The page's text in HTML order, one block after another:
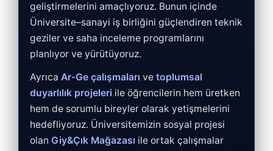
geliştirmelerini amaçlıyoruz. Bunun içinde
Üniversite–sanayi iş birliğini güçlendiren teknik
geziler ve saha inceleme programlarını
planlıyor ve yürütüyoruz.
Ayrıca Ar-Ge çalışmaları ve toplumsal
duyarlılık projeleri ile öğrencilerin hem üretken
hem de sorumlu bireyler olarak yetişmelerini
hedefliyoruz. Üniversitemizin sosyal projesi
olan Giy&Çık Mağazası ile ortak çalışmalar